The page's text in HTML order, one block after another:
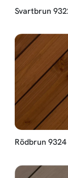
Svartbrun
Rödbrun 9324